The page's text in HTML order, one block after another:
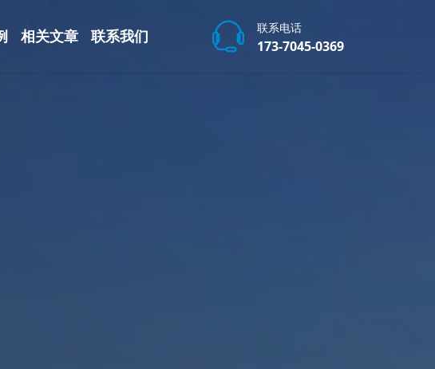
相关文章 联系我们 联系电话
173-7045-0369